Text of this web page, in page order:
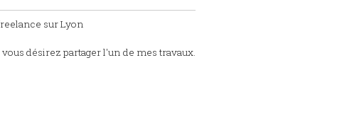
sur Lyon
désirez partager l'un de mes travaux.